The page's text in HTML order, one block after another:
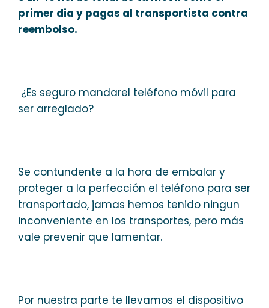
primer dia y pagas al transportista contra
reembolso.
¿Es seguro mandarel teléfono móvil para
ser arreglado?
Se contundente a la hora de embalar y
proteger a la perfección el teléfono para ser
transportado, jamas hemos tenido ningun
inconveniente en los transportes, pero más
vale prevenir que lamentar.
Por nuestra parte te llevamos el dispositivo